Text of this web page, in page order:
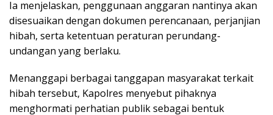
Ia menjelaskan, penggunaan anggaran nantinya akan
disesuaikan dengan dokumen perencanaan, perjanjian
hibah, serta ketentuan peraturan perundang-
undangan yang berlaku.
Menanggapi berbagai tanggapan masyarakat terkait
hibah tersebut, Kapolres menyebut pihaknya
menghormati perhatian publik sebagai bentuk